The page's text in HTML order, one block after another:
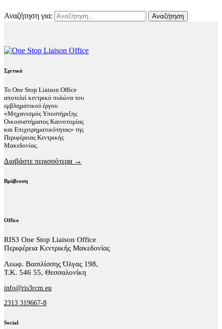
Αναζήτηση για:
Σχετικά
Το One Stop Liaison Office
αποτελεί κεντρικό πυλώνα του
εμβληματικού έργου
«Μηχανισμός Υποστήριξης
Οικοσυστήματος Καινοτομίας
και Επιχειρηματικότητας» της
Περιφέρειας Κεντρικής
Μακεδονίας.
Διαβάστε περισσότερα →
Βράβευση
Office
RIS3 One Stop Liaison Office
Περιφέρεια Κεντρικής Μακεδονίας
Λεωφ. Βασιλίσσης Όλγας 198,
Τ.Κ. 546 55, Θεσσαλονίκη
info@ris3rcm.eu
2313 319667-8
Social